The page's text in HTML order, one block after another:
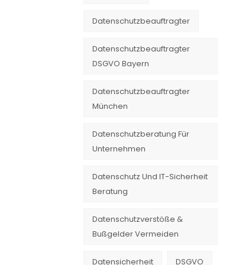
Datenschutzbeauftragter
Datenschutzbeauftragter
DSGVO Bayern
Datenschutzbeauftragter
München
Datenschutzberatung Für
Unternehmen
Datenschutz Und IT-Sicherheit
Beratung
Datenschutzverstöße &
Bußgelder Vermeiden
Datensicherheit DSGVO